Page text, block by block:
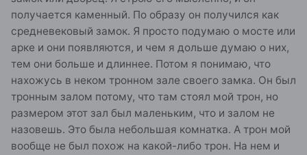
получается каменный. По образу он получился как
средневековый замок. Я просто подумаю о мосте или
арке и они появляются, и чем я дольше думаю о них,
тем они больше и длиннее. Потом я понимаю, что
нахожусь в неком тронном зале своего замка. Он был
тронным залом потому, что там стоял мой трон, но
размером этот зал был маленьким, что и залом не
назовешь. Это была небольшая комнатка. А трон мой
вообще не был похож на какой-либо трон. На нем и